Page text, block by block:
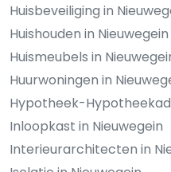
Huisbeveiliging in
Huishouden in Nieuwegein
Huismeubels in
Huurwoningen in
Hypotheek-
Inloopkast in Nieuwegein
Interieurarchitecten in